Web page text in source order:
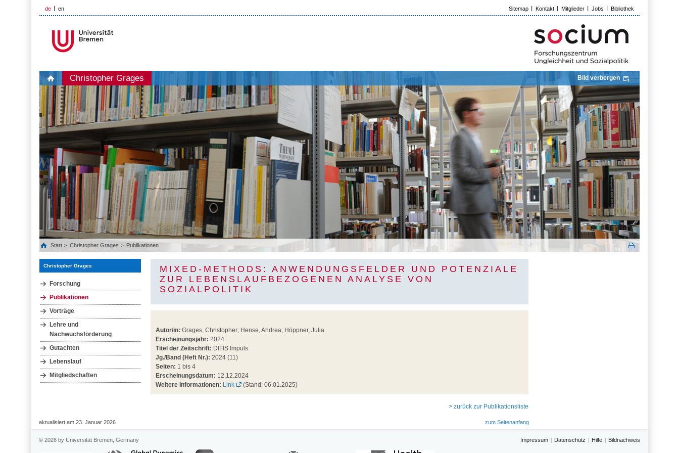
de en Sitemap Kontakt Mitglieder Jobs Bibliothek
Christopher Grages Bild verbergen
Start Christopher Grages Publikationen
Christopher Grages
Forschung
Publikationen
Vorträge
Lehre und
Nachwuchsförderung
Gutachten
Lebenslauf
Mitgliedschaften
MIXED-METHODS: ANWENDUNGSFELDER UND POTENZIALE
ZUR LEBENSLAUFBEZOGENEN ANALYSE VON
SOZIALPOLITIK
Autor/in: Grages, Christopher; Hense, Andrea; Höppner, Julia
Erscheinungsjahr: 2024
Titel der Zeitschrift: DIFIS Impuls
Jg./Band (Heft Nr.): 2024 (11)
Seiten: 1 bis 4
Erscheinungsdatum: 12.12.2024
Weitere Informationen: Link (Stand: 06.01.2025)
> zurück zur Publikationsliste
aktualisiert am 23. Januar 2026 zum Seitenanfang
© 2026 by Universität Bremen, Germany Impressum Datenschutz Hilfe Bildnachweis